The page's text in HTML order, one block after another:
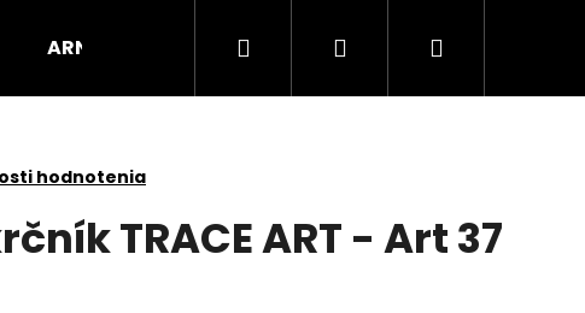
ARNOX VÝPREDAJHľadať PrihlásenieNákupný
hodnotenia
TRACE ART - Art 37